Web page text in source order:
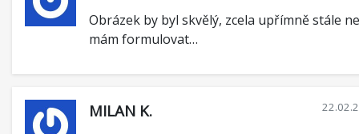
Obrázek by byl skvělý, zcela upřímně stále
mám formulovat…
MILAN K.